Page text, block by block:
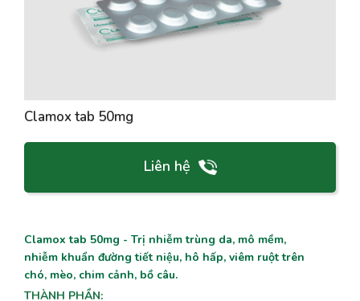
Clamox tab 50mg
Liên hệ
Clamox tab 50mg - Trị nhiễm trùng da, mô mềm,
nhiễm khuẩn đường tiết niệu, hô hấp, viêm ruột trên
chó, mèo, chim cảnh, bồ câu.
THÀNH PHẦN: